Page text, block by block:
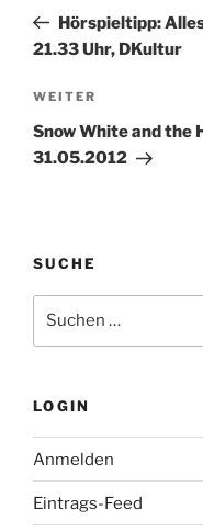
Beitrag
Hörspieltipp:
21.33 Uhr, DKultur
Nächster
Beitrag
WEITER
Snow White and the
31.05.2012
SUCHE
nach:
LOGIN
Anmelden
Eintrags-Feed